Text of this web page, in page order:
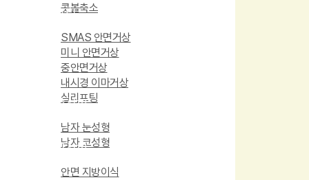
콧볼축소
리프팅
SMAS 안면거상
미니 안면거상
중안면거상
내시경 이마거상
실리프팅
남자성형
남자 눈성형
남자 코성형
지방성형
안면 지방이식